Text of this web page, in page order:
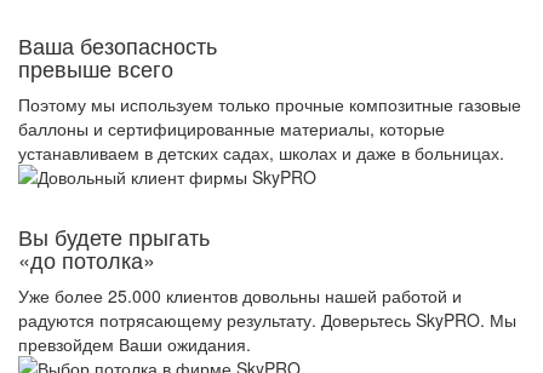
Ваша безопасность
превыше всего
Поэтому мы используем только прочные композитные газовые
баллоны и сертифицированные материалы, которые
устанавливаем в детских садах, школах и даже в больницах.
Вы будете прыгать
«до потолка»
Уже более 25.000 клиентов довольны нашей работой и
радуются потрясающему результату. Доверьтесь SkyPRO. Мы
превзойдем Ваши ожидания.